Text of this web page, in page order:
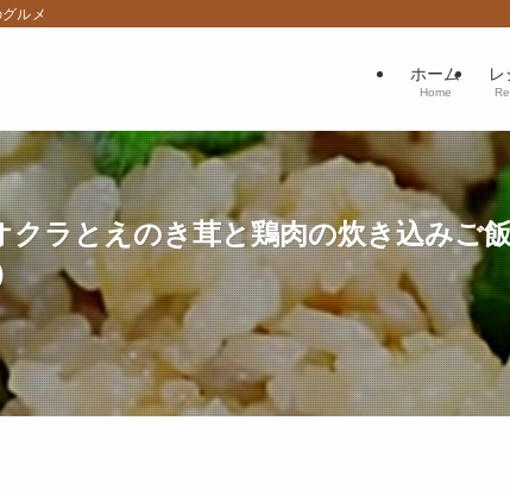
ルメ
ホーム
Home
レ
クラとえのき茸と鶏肉の炊き込みご